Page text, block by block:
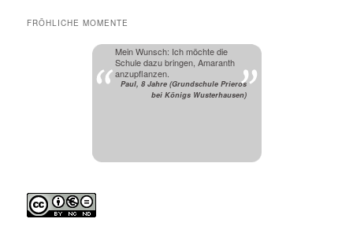
FRÖHLICHE MOMENTE
Mein Wunsch: Ich möchte die
Schule dazu bringen, Amaranth
anzupflanzen.
Paul, 8 Jahre (Grundschule Prieros
bei Königs Wusterhausen)